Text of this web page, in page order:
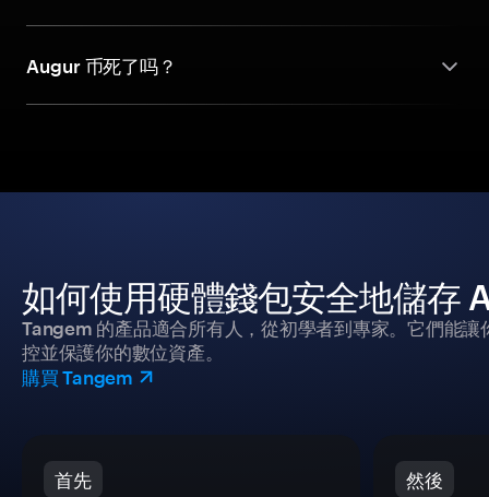
Augur 币死了吗？
如何使用硬體錢包安全地儲存
Tangem 的產品適合所有人，從初學者到專家。它們能
控並保護你的數位資產。
購買 Tangem
首先 然後